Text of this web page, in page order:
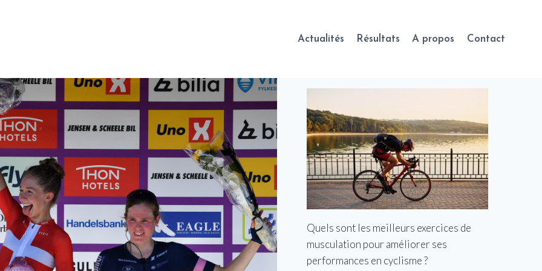
Actualités Résultats A propos Contact
Quels sont les meilleurs exercices de
musculation pour améliorer ses
performances en cyclisme ?